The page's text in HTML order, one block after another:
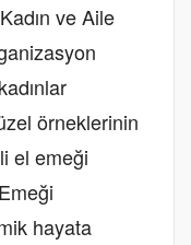
ve Aile
örneklerinin
el emeği
hayata